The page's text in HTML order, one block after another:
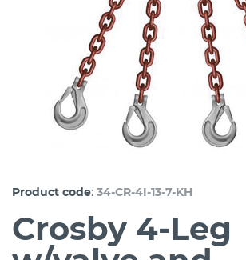
Product code: 34-CR-4I-13-7-KH
Crosby 4-Leg